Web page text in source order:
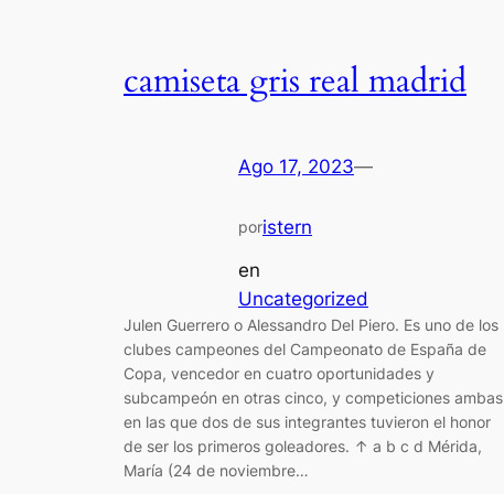
camiseta gris real madrid
Ago 17, 2023—
poristern
en
Uncategorized
Julen Guerrero o Alessandro Del Piero. Es uno de los
clubes campeones del Campeonato de España de
Copa, vencedor en cuatro oportunidades y
subcampeón en otras cinco, y competiciones ambas
en las que dos de sus integrantes tuvieron el honor
de ser los primeros goleadores. ↑ a b c d Mérida,
María (24 de noviembre…